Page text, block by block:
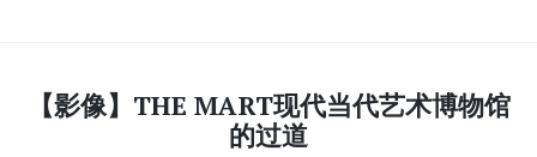
【影像】THE MART现代当代艺术博物馆
的过道